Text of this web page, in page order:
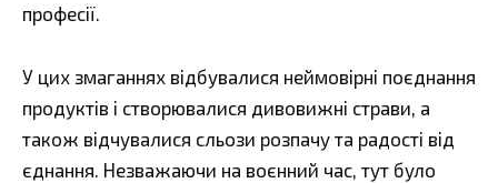
професії.
У цих змаганнях відбувалися неймовірні поєднання
продуктів і створювалися дивовижні страви, а
також відчувалися сльози розпачу та радості від
єднання. Незважаючи на воєнний час, тут було